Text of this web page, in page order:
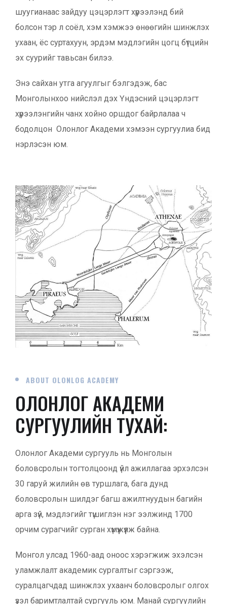
шуугианаас зайдуу цэцэрлэгт хүрээлэнд бий
болсон тэр л соёл, хэм хэмжээ өнөөгийн шинжлэх
ухаан, ёс суртахуун, эрдэм мэдлэгийн цогц бүтцийн
эх суурийг тавьсан билээ.
Энэ сайхан утга агуулгыг бэлгэдэж, бас
Монголынхоо нийслэл дэх Үндэсний цэцэрлэгт
хүрээлэнгийн чанх хойно оршдог байрлалаа ч
бодолцон Олонлог Академи хэмээн сургуулиа бид
нэрлэсэн юм.
ABOUT OLONLOG ACADEMY
ОЛОНЛОГ АКАДЕМИ
СУРГУУЛИЙН ТУХАЙ:
Олонлог Академи сургууль нь Монголын
боловсролын тогтолцоонд үйл ажиллагаа эрхэлсэн
30 гаруй жилийн өв туршлага, бага дунд
боловсролын шилдэг багш ажилтнуудын багийн
арга зүй, мэдлэгийг түшиглэн нэг ээлжинд 1700
орчим сурагчийг сурган хүмүүжүүлж байна.
Монгол улсад 1960-аад оноос хэрэгжиж эхэлсэн
уламжлалт академик сургалтыг сэргээж,
суралцагчдад шинжлэх ухаанч боловсролыг олгох
үзэл баримтлалтай сургууль юм. Манай сургуулийн